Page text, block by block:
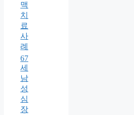
맥
치
료
사
례
67
세
남
성
심
장